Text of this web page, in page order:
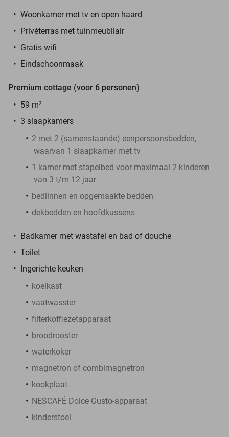
Woonkamer met tv en open haard
Privéterras met tuinmeubilair
Gratis wifi
Eindschoonmaak
Premium cottage (voor 6 personen)
59 m²
3 slaapkamers
2 met 2 (samenstaande) eenpersoonsbedden,
waarvan 1 slaapkamer met tv
1 kamer met stapelbed voor maximaal 2 kinderen
van 3 t/m 12 jaar
bedlinnen en opgemaakte bedden
dekbedden en hoofdkussens
Badkamer met wastafel en bad of douche
Toilet
Ingerichte keuken
koelkast
vaatwasster
filterkoffiezetapparaat
broodrooster
waterkoker
magnetron of combimagnetron
kookplaat
NESCAFÉ Dolce Gusto-apparaat
kinderstoel